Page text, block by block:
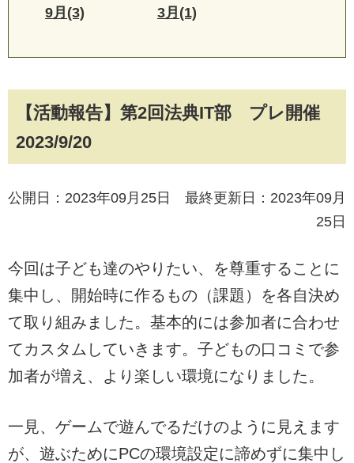
【活動報告】第2回法典IT部 プレ開催
2023/9/20
公開日：2023年09月25日 最終更新日：2023年09月
25日
今回は子ども達のやりたい、を尊重することに
集中し、開始時に作るもの（課題）を各自決め
て取り組みました。基本的には参加者に合わせ
てカスタムしていきます。子どもの口コミで参
加者が増え、より楽しい環境になりました。
一見、ゲームで遊んでるだけのように見えます
が、遊ぶためにPCの環境設定に諦めずに集中し
9月(3) 3月(1)